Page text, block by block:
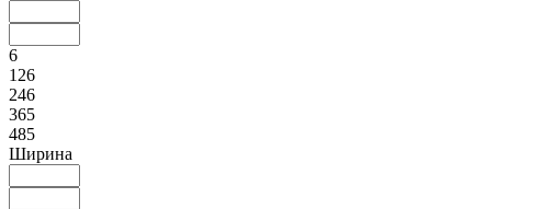
6
126
246
365
485
Ширина